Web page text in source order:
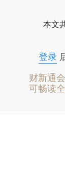
本文
登录
财新通
可畅读